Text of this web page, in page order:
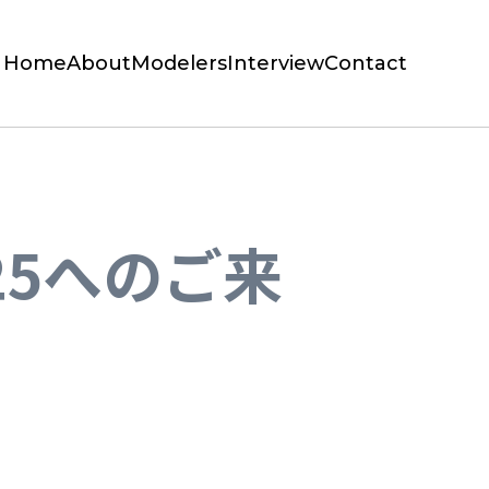
HomeAboutModelersInterviewContact
へのご来